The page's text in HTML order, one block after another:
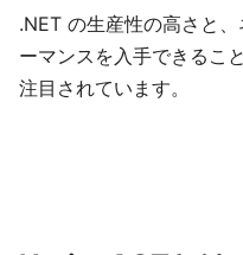
.NET の生産性の高さと
ーマンスを入手できるこ
注目されています。